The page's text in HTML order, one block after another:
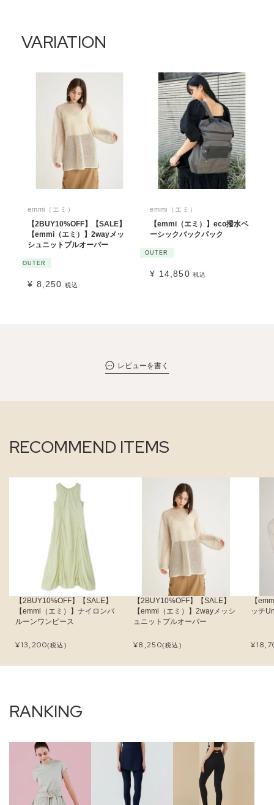
VARIATION
emmi（エミ）
【2BUY10%OFF】【SALE】
【emmi（エミ）】2wayメッ
シュニットプルオーバー
OUTER
¥ 8,250 税込
emmi（エミ）
【emmi（エミ）】eco撥水ベ
ーシックバックパック
OUTER
¥ 14,850 税込
レビューを書く
RECOMMEND ITEMS
【2BUY10%OFF】【SALE】
【emmi（エミ）】ナイロンバ
ルーンワンピース
¥13,200(税込)
【2BUY10%OFF】【SALE】
【emmi（エミ）】2wayメッシ
ュニットプルオーバー
¥8,250(税込)
【
ッチ
¥